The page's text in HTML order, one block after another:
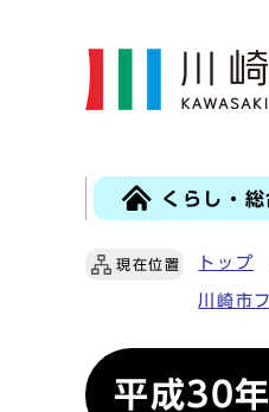
くらし・総
現在位置 トップ
川崎市
平成30